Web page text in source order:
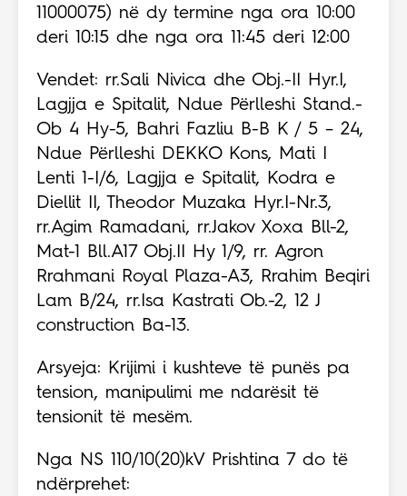
11000075) në dy termine nga ora 10:00
deri 10:15 dhe nga ora 11:45 deri 12:00
Vendet: rr.Sali Nivica dhe Obj.-II Hyr.I,
Lagjja e Spitalit, Ndue Përlleshi Stand.-
Ob 4 Hy-5, Bahri Fazliu B-B K / 5 – 24,
Ndue Përlleshi DEKKO Kons, Mati I
Lenti 1-I/6, Lagjja e Spitalit, Kodra e
Diellit II, Theodor Muzaka Hyr.I-Nr.3,
rr.Agim Ramadani, rr.Jakov Xoxa Bll-2,
Mat-1 Bll.A17 Obj.II Hy 1/9, rr. Agron
Rrahmani Royal Plaza-A3, Rrahim Beqiri
Lam B/24, rr.Isa Kastrati Ob.-2, 12 J
construction Ba-13.
Arsyeja: Krijimi i kushteve të punës pa
tension, manipulimi me ndarësit të
tensionit të mesëm.
Nga NS 110/10(20)kV Prishtina 7 do të
ndërprehet: